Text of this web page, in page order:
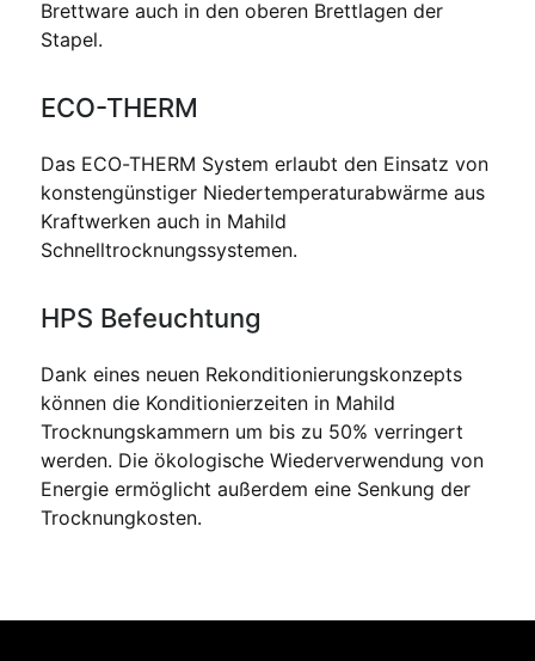
Brettware auch in den oberen Brettlagen der
Stapel.
ECO-THERM
Das ECO-THERM System erlaubt den Einsatz von
konstengünstiger Niedertemperaturabwärme aus
Kraftwerken auch in Mahild
Schnelltrocknungssystemen.
HPS Befeuchtung
Dank eines neuen Rekonditionierungskonzepts
können die Konditionierzeiten in Mahild
Trocknungskammern um bis zu 50% verringert
werden. Die ökologische Wiederverwendung von
Energie ermöglicht außerdem eine Senkung der
Trocknungkosten.